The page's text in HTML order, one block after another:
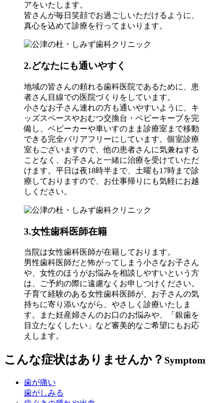
アをいたします。
皆さんが毎日笑顔でお過ごしいただけるように、
真心を込めて診療を行ってまいります。
2.どなたにも通いやすく
地域の皆さんの頼れる歯科医院であるために、患
者さん目線での医院づくりをしています。
小さなお子さん連れの方も通いやすいように、キ
ッズスペースやおむつ交換台・ベビーキープを完
備し、ベビーカーや車いすのまま診療室まで移動
できる完全バリアフリーにしています。個室診療
室もございますので、他の患者さんに気兼ねする
ことなく、お子さんと一緒に治療を受けていただ
けます。平日は夜18時半まで、土曜も17時まで診
療しておりますので、お仕事帰りにも気軽にお越
しください。
3.女性歯科医師在籍
当院は女性歯科医師が在籍しております。
男性歯科医師だと怖がってしまう小さなお子さん
や、女性のほうがお悩みを相談しやすいという方
は、ご予約の際に遠慮なくお申しつけください。
子育て経験のある女性歯科医師が、お子さんの気
持ちに寄り添いながら、やさしく診療いたしま
す。また妊産婦さんのお口のお悩みや、「銀歯を
目立たなくしたい」など審美的なご希望にもお応
えします。
こんな症状はありませんか？ Symptom
歯が痛い
歯がしみる